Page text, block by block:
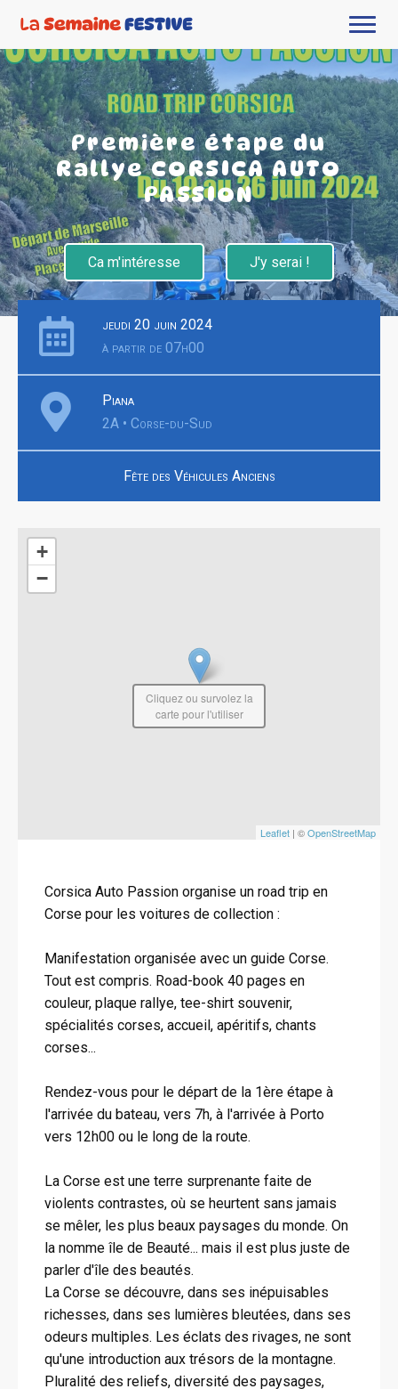
Première étape du
Rallye CORSICA AUTO
PASSION
Ca m'intéresse J'y serai !
jeudi 20 juin 2024
à partir de 07h00
Piana
2A • Corse-du-Sud
Fête des Véhicules Anciens
+
−
Leaflet | ©OpenStreetMap
Cliquez ou survolez la
carte pour l'utiliser
Corsica Auto Passion organise un road trip en
Corse pour les voitures de collection :
Manifestation organisée avec un guide Corse.
Tout est compris. Road-book 40 pages en
couleur, plaque rallye, tee-shirt souvenir,
spécialités corses, accueil, apéritifs, chants
corses...
Rendez-vous pour le départ de la 1ère étape à
l'arrivée du bateau, vers 7h, à l'arrivée à Porto
vers 12h00 ou le long de la route.
La Corse est une terre surprenante faite de
violents contrastes, où se heurtent sans jamais
se mêler, les plus beaux paysages du monde. On
la nomme île de Beauté... mais il est plus juste de
parler d'île des beautés.
La Corse se découvre, dans ses inépuisables
richesses, dans ses lumières bleutées, dans ses
odeurs multiples. Les éclats des rivages, ne sont
qu'une introduction aux trésors de la montagne.
Pluralité des reliefs, diversité des paysages,